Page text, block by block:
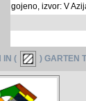
gojeno, izvor: V
IN ( ) GARTEN